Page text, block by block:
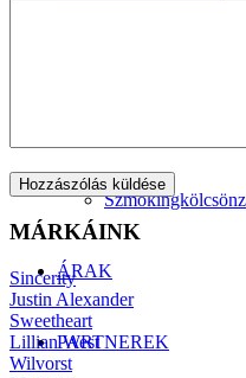
ÁRAK
PARTNEREK
MÁRKÁINK
Sincerity
Justin Alexander
Sweetheart
Lillian West
Wilvorst